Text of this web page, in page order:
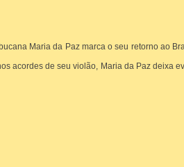
Maria da Paz marca o seu retorno ao
acordes de seu violão, Maria da Paz deixa